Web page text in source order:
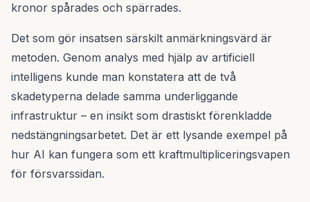
kronor spårades och spärrades.
Det som gör insatsen särskilt anmärkningsvärd är
metoden. Genom analys med hjälp av artificiell
intelligens kunde man konstatera att de två
skadetyperna delade samma underliggande
infrastruktur – en insikt som drastiskt förenkladde
nedstängningsarbetet. Det är ett lysande exempel på
hur AI kan fungera som ett kraftmultipliceringsvapen
för försvarssidan.